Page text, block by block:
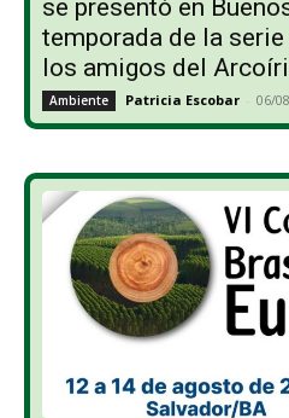
se presentó en
temporada de la
los amigos del
Ambiente Patricia Escobar - 06/